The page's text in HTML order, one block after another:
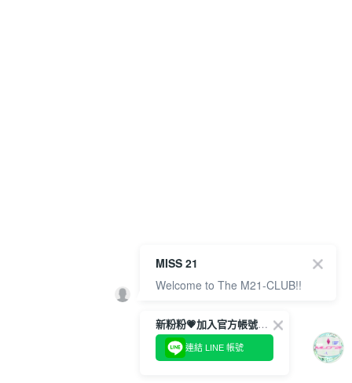
新粉粉💗加入官方帳號綁定會員成功拿✨$100優惠券✨
連結 LINE 帳號
MISS 21
Welcome to The M21-CLUB!!